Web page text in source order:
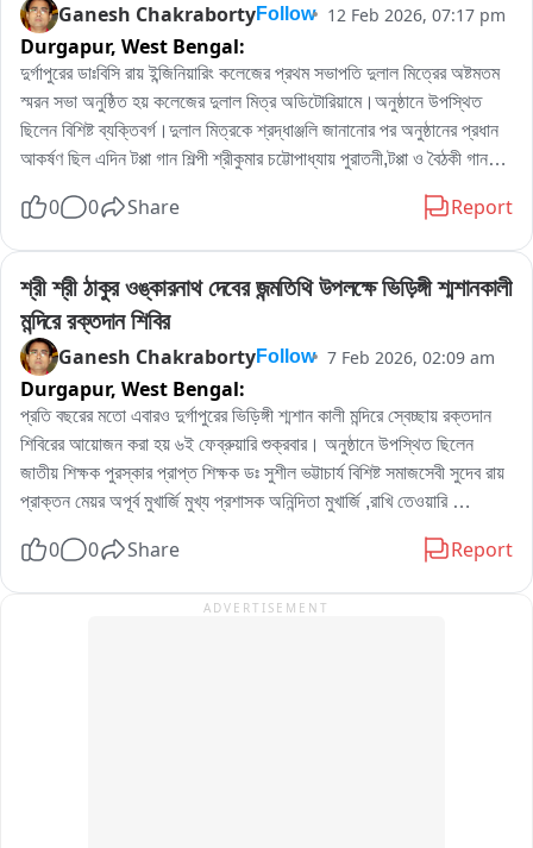
Ganesh ChakrabortyFollow 12 Feb 2026, 07:17 pm
Durgapur, West Bengal:
দুর্গাপুরের ডাঃবিসি রায় ইন্জিনিয়ারিং কলেজের প্রথম সভাপতি দুলাল মিত্রের অষ্টমতম
স্মরন সভা অনুষ্ঠিত হয় কলেজের দুলাল মিত্র অডিটোরিয়ামে।অনুষ্ঠানে উপস্থিত
ছিলেন বিশিষ্ট ব্যক্তিবর্গ।দুলাল মিত্রকে শ্রদ্ধাঞ্জলি জানানোর পর অনুষ্ঠানের প্রধান
আকর্ষণ ছিল এদিন টপ্পা গান শিল্পী শ্রীকুমার চট্টোপাধ্যায় পুরাতনী,টপ্পা ও বৈঠকী গান।
রাখেন।সেই সঙ্গে শ্রীকুমার চট্টোপাধ্যায়ের পুত্র ঋষিকুমার চট্টোপাধ্যায়ের তবলার বোল
0 0 Share Report
শ্রী শ্রী ঠাকুর ওঙ্কারনাথ দেবের জন্মতিথি উপলক্ষে ভিড়িঙ্গী শ্মশানকালী
মন্দিরে রক্তদান শিবির
Ganesh ChakrabortyFollow 7 Feb 2026, 02:09 am
Durgapur, West Bengal:
প্রতি বছরের মতো এবারও দুর্গাপুরের ভিড়িঙ্গী শ্মশান কালী মন্দিরে স্বেচ্ছায় রক্তদান
শিবিরের আয়োজন করা হয় ৬ই ফেব্রুয়ারি শুক্রবার। অনুষ্ঠানে উপস্থিত ছিলেন
জাতীয় শিক্ষক পুরস্কার প্রাপ্ত শিক্ষক ডঃ সুশীল ভট্টাচার্য বিশিষ্ট সমাজসেবী সুদেব রায়
প্রাক্তন মেয়র অপূর্ব মুখার্জি মুখ্য প্রশাসক অনিন্দিতা মুখার্জি ,রাখি তেওয়ারি
হাসপাতালের ব্লাড ব্যাংক সহযোগিতায় এই সুন্দর অনুষ্ঠান টি সুষ্ঠু ভাবে সম্পন্ন হয়।
0 0 Share Report
ADVERTISEMENT